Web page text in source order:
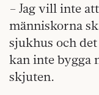
– Jag vill inte
människorna
sjukhus och
kan inte bygga
skjuten.